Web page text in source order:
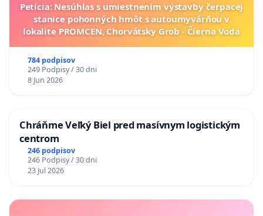
Petícia: Nesúhlas s umiestnením výstavby čerpacej
stanice pohonných hmôt s autoumyvárňou v
lokalite PROMCEN, Chorvátsky Grob - Čierna Voda
784 podpisov
249 Podpisy / 30 dni
8 Jun 2026
Chráňme Veľký Biel pred masívnym logistickým
centrom
246 podpisov
246 Podpisy / 30 dni
23 Jul 2026